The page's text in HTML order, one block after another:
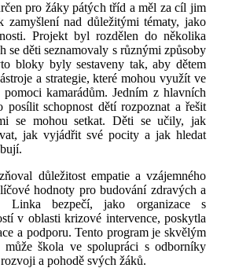
pro žáky pátých tříd a měl za cíl jim
zamyšlení nad důležitými tématy, jako
Projekt byl rozdělen do několika
se děti seznamovaly s různými způsoby
bloky byly sestaveny tak, aby dětem
a strategie, které mohou využít ve
kamarádům. Jedním z hlavních
posílit schopnost dětí rozpoznat a řešit
se mohou setkat. Děti se učily, jak
jak vyjádřit své pocity a jak hledat
důležitost empatie a vzájemného
hodnoty pro budování zdravých a
Linka bezpečí, jako organizace s
v oblasti krizové intervence, poskytla
a podporu. Tento program je skvělým
škola ve spolupráci s odborníky
a pohodě svých žáků.